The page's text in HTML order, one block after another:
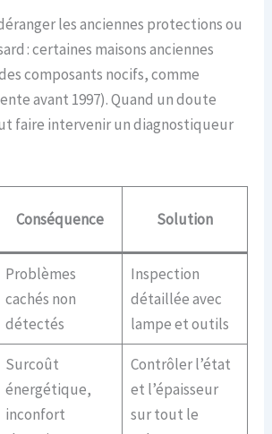
les anciennes protections ou
: certaines maisons anciennes
composants nocifs, comme
avant 1997). Quand un doute
faire intervenir un diagnostiqueur
Conséquence Solution
Problèmes
cachés non
détectés
Inspection
détaillée avec
lampe et outils
Surcoût
énergétique,
inconfort
Contrôler l’état
et l’épaisseur
sur tout le